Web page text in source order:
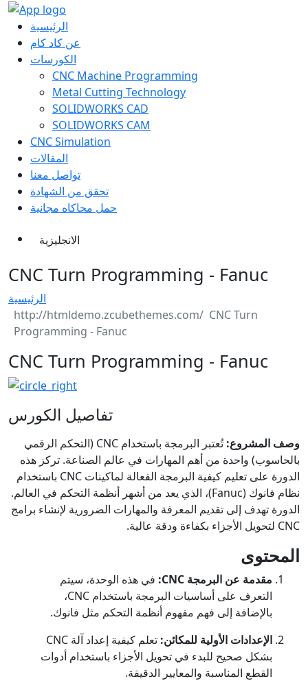
الرئيسية
عن كاد كام
الكورسات
CNC Machine Programming
Metal Cutting Technology
SOLIDWORKS CAD
SOLIDWORKS CAM
CNC Simulation
المقالات
تواصل معنا
تحقق من الشهادة
حمل محاكاه مجانية
الانجليزية
CNC Turn Programming - Fanuc
الرئيسية
CNC Turn
Programming - Fanuc
CNC Turn Programming - Fanuc
تفاصيل الكورس
وصف المشروع:
تُعتبر البرمجة باستخدام CNC (التحكم الرقمي
بالحاسوب) واحدة من أهم المهارات في عالم الصناعة. تركز هذه
الدورة على تعليم كيفية البرمجة الفعالة لماكينات CNC باستخدام
نظام فانوك (Fanuc)، الذي يعد من أشهر أنظمة التحكم في العالم.
الدورة تهدف إلى تقديم المعرفة والمهارات الضرورية لإنشاء برامج
CNC لتحويل الأجزاء بكفاءة ودقة عالية.
المحتوى
مقدمة عن البرمجة CNC:
في هذه الوحدة، سيتم
التعرف على أساسيات البرمجة باستخدام CNC،
بالإضافة إلى فهم مفهوم أنظمة التحكم مثل فانوك.
الإعدادات الأولية للمكائن:
تعلم كيفية إعداد آلة CNC
بشكل صحيح للبدء في تحويل الأجزاء باستخدام أدوات
القطع المناسبة والمعايير الدقيقة.